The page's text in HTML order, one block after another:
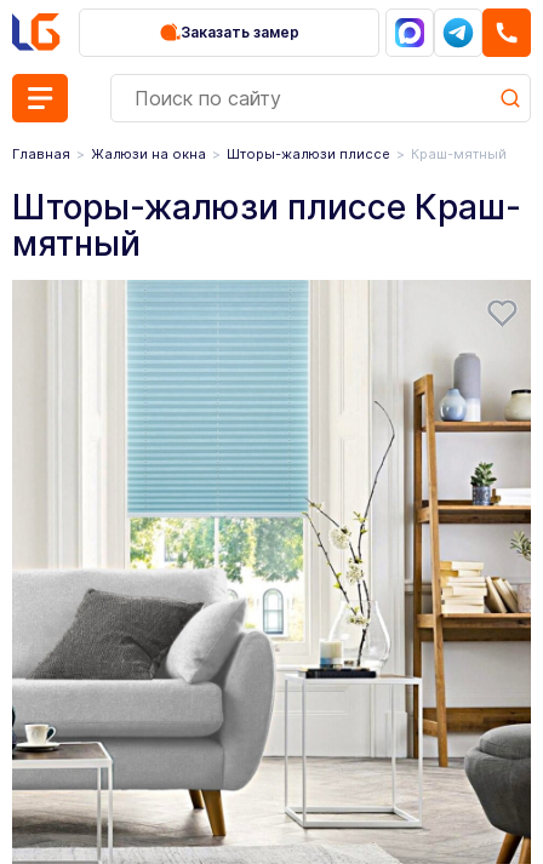
Заказать замер
Главная Жалюзи на окна Шторы-жалюзи плиссе Краш-мятный
Шторы-жалюзи плиссе Краш-
мятный